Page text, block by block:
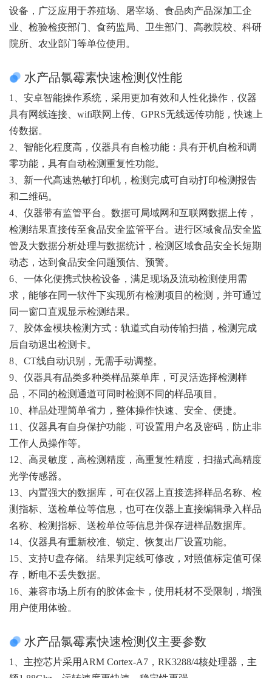
设备，广泛应用于养殖场、屠宰场、食品肉产品深加工企
业、检验检疫部门、食药监局、卫生部门、高教院校、科研
院所、农业部门等单位使用。
水产品氯霉素快速检测仪性能
1、安卓智能操作系统，采用更加有效和人性化操作，仪器
具有网线连接、wifi联网上传、GPRS无线远传功能，快速上
传数据。
2、智能化程度高，仪器具有自检功能：具有开机自检和调
零功能，具有自动检测重复性功能。
3、新一代高速热敏打印机，检测完成可自动打印检测报告
和二维码。
4、仪器带有监管平台。数据可局域网和互联网数据上传，
检测结果直接传至食品安全监管平台。进行区域食品安全监
管及大数据分析处理与数据统计，检测区域食品安全长短期
动态，达到食品安全问题预估、预警。
6、一体化便携式快检设备，满足现场及流动检测使用需
求，能够在同一软件下实现所有检测项目的检测，并可通过
同一窗口直观显示检测结果。
7、胶体金模块检测方式：轨道式自动传输扫描，检测完成
后自动退出检测卡。
8、CT线自动识别，无需手动调整。
9、仪器具有品类多种类样品菜单库，可灵活选择检测样
品，不同的检测通道可同时检测不同的样品项目。
10、样品处理简单省力，整体操作快速、安全、便捷。
11、仪器具有自身保护功能，可设置用户名及密码，防止非
工作人员操作等。
12、高灵敏度，高检测精度，高重复性精度，扫描式高精度
光学传感器。
13、内置强大的数据库，可在仪器上直接选择样品名称、检
测指标、送检单位等信息，也可在仪器上直接编辑录入样品
名称、检测指标、送检单位等信息并保存进样品数据库。
14、仪器具有重新校准、锁定、恢复出厂设置功能。
15、支持U盘存储。 结果判定线可修改，对照值标定值可保
存，断电不丢失数据。
16、兼容市场上所有的胶体金卡，使用耗材不受限制，增强
用户使用体验。
水产品氯霉素快速检测仪主要参数
1、主控芯片采用ARM Cortex-A7，RK3288/4核处理器，主